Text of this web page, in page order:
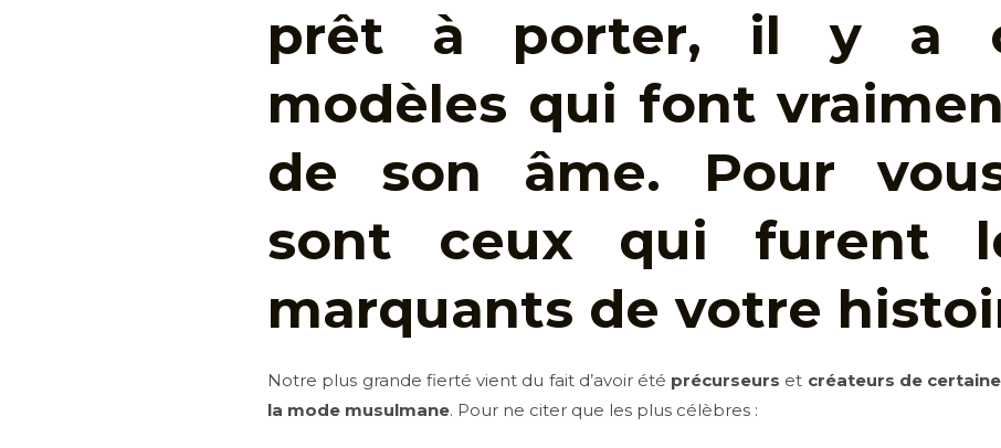
prêt à porter, il y a
modèles qui font
de son âme. Pour
sont ceux qui furent
marquants de votre
Notre plus grande fierté vient du fait d’avoir été précurseurs et créateurs de
la mode musulmane. Pour ne citer que les plus célèbres :